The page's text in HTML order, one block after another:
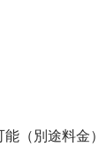
（別途料金）